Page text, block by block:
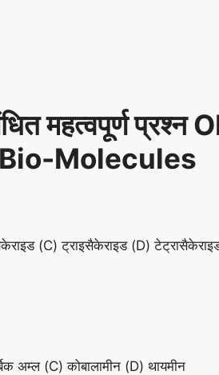
महत्वपूर्ण
Molecules
(C) ट्राइसैकेराइड (D)
अम्ल (C) कोबालामीन (D) थायमीन